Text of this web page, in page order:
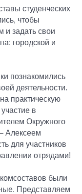
студенческих
чтобы
и задать свои
городской и
познакомились
деятельности.
практическую
в
Окружного
Алексеем
для участников
отрядами!
были
Представляем